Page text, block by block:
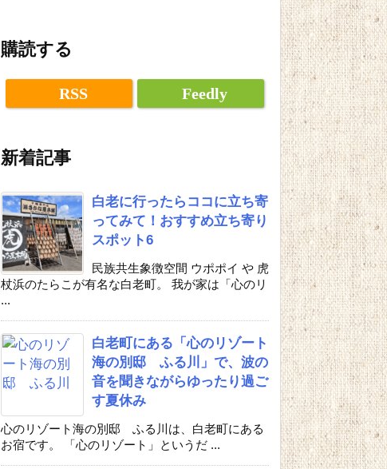
購読する
RSS Feedly
新着記事
白老に行ったらココに立ち寄
ってみて！おすすめ立ち寄り
スポット6
民族共生象徴空間 ウポポイ や 虎
杖浜のたらこが有名な白老町。 我が家は「心のリ
...
白老町にある「心のリゾート
海の別邸 ふる川」で、波の
音を聞きながらゆったり過ご
す夏休み
心のリゾート海の別邸 ふる川は、白老町にある
お宿です。 「心のリゾート」というだ ...